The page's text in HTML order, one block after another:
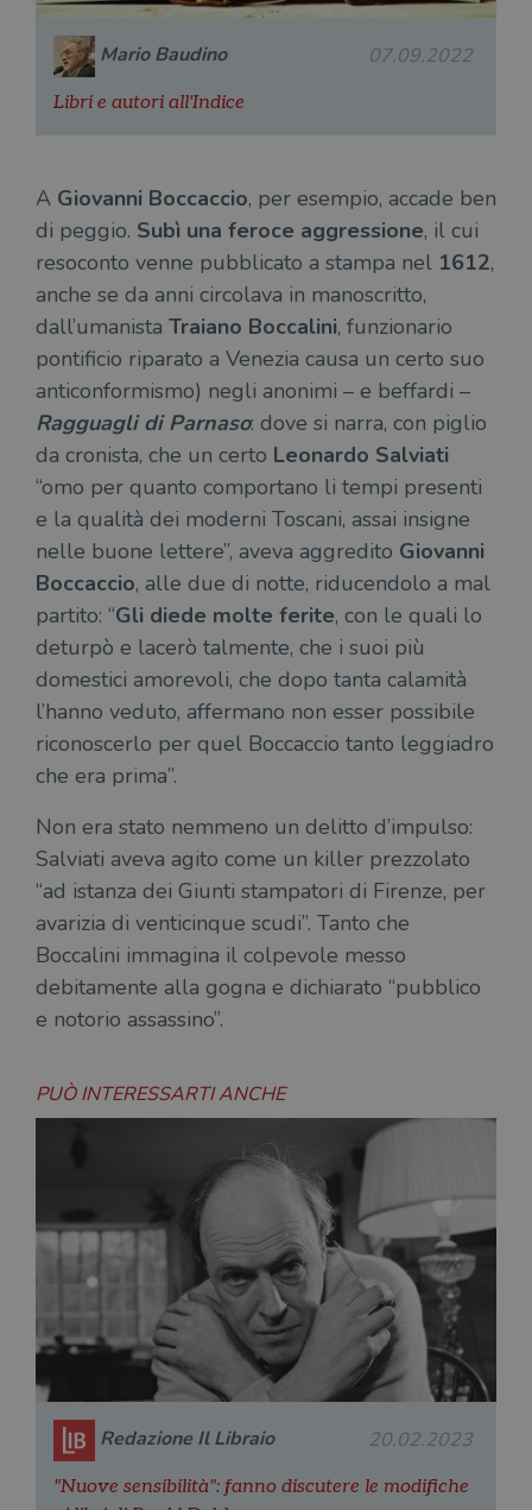
Mario Baudino 07.09.2022
Libri e autori all'Indice
A Giovanni Boccaccio, per esempio, accade ben
di peggio. Subì una feroce aggressione, il cui
resoconto venne pubblicato a stampa nel 1612,
anche se da anni circolava in manoscritto,
dall’umanista Traiano Boccalini, funzionario
pontificio riparato a Venezia causa un certo suo
anticonformismo) negli anonimi – e beffardi –
Ragguagli di Parnaso: dove si narra, con piglio
da cronista, che un certo Leonardo Salviati
“omo per quanto comportano li tempi presenti
e la qualità dei moderni Toscani, assai insigne
nelle buone lettere”, aveva aggredito Giovanni
Boccaccio, alle due di notte, riducendolo a mal
partito: “Gli diede molte ferite, con le quali lo
deturpò e lacerò talmente, che i suoi più
domestici amorevoli, che dopo tanta calamità
l’hanno veduto, affermano non esser possibile
riconoscerlo per quel Boccaccio tanto leggiadro
che era prima”.
Non era stato nemmeno un delitto d’impulso:
Salviati aveva agito come un killer prezzolato
“ad istanza dei Giunti stampatori di Firenze, per
avarizia di venticinque scudi”. Tanto che
Boccalini immagina il colpevole messo
debitamente alla gogna e dichiarato “pubblico
e notorio assassino”.
PUÒ INTERESSARTI ANCHE
Redazione Il Libraio 20.02.2023
"Nuove sensibilità": fanno discutere le modifiche